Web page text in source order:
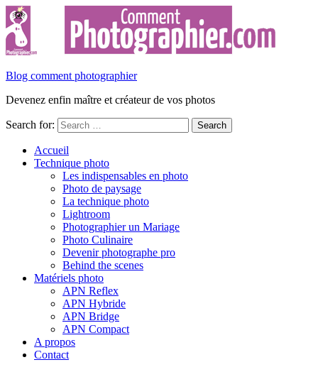
Blog comment photographier
Devenez enfin maître et créateur de vos photos
Search for:
Accueil
Technique photo
Les indispensables en photo
Photo de paysage
La technique photo
Lightroom
Photographier un Mariage
Photo Culinaire
Devenir photographe pro
Behind the scenes
Matériels photo
APN Reflex
APN Hybride
APN Bridge
APN Compact
A propos
Contact